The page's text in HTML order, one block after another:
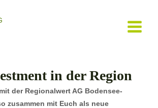
Main
in der Region
der Regionalwert AG Bodensee-
zusammen mit Euch als neue